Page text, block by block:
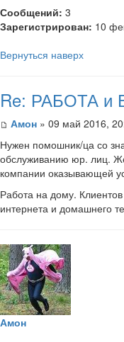
Сообщений: 3
Зарегистрирован: 10
Вернуться наверх
Re: РАБОТА и
Амон » 09 май 2016,
Нужен помошник/ца со
обслуживанию юр. лиц.
компании оказывающей
Работа на дому.
интернета и домашнего
Амон